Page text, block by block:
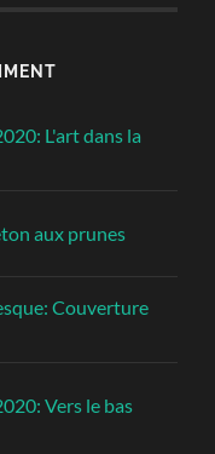
L'art dans la
aux prunes
Couverture
Vers le bas